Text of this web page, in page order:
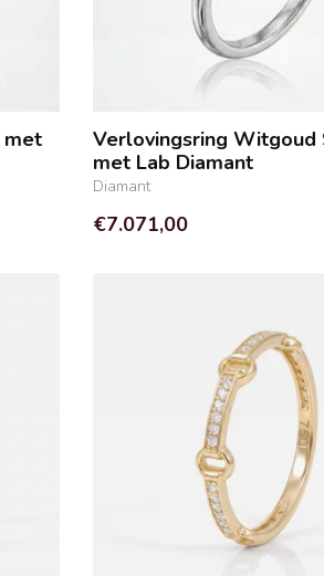
met
Verlovingsring Witgoud
met Lab Diamant
Diamant
€7.071,00